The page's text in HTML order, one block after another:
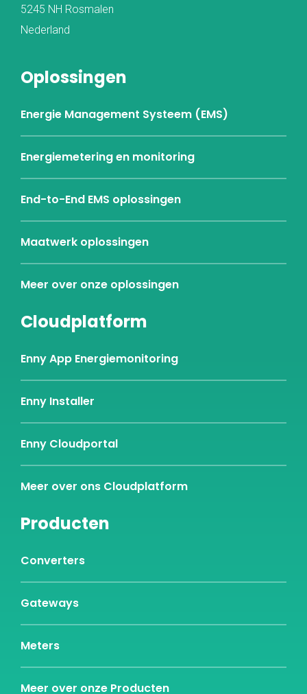
5245 NH Rosmalen
Nederland
Oplossingen
Energie Management Systeem (EMS)
Energiemetering en monitoring
End-to-End EMS oplossingen
Maatwerk oplossingen
Meer over onze oplossingen
Cloudplatform
Enny App Energiemonitoring
Enny Installer
Enny Cloudportal
Meer over ons Cloudplatform
Producten
Converters
Gateways
Meters
Meer over onze Producten